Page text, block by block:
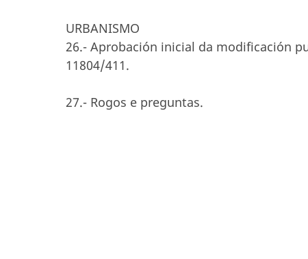
URBANISMO
26.- Aprobación inicial da modificación
11804/411.
27.- Rogos e preguntas.